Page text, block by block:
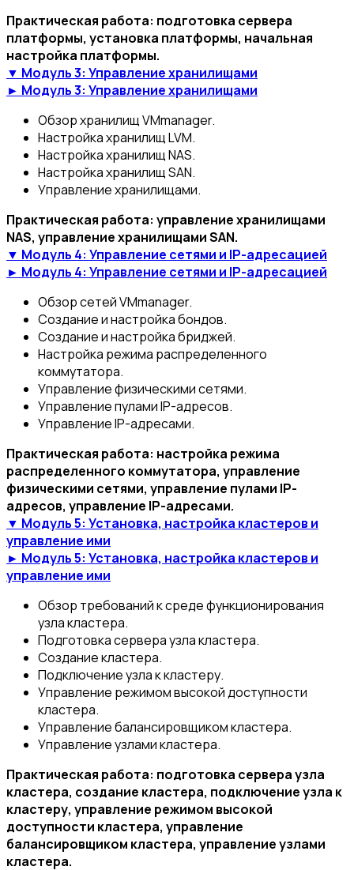
Практическая работа: подготовка сервера
платформы, установка платформы, начальная
настройка платформы.
▼ Модуль 3: Управление хранилищами
► Модуль 3: Управление хранилищами
Обзор хранилищ VMmanager.
Настройка хранилищ LVM.
Настройка хранилищ NAS.
Настройка хранилищ SAN.
Управление хранилищами.
Практическая работа: управление хранилищами
NAS, управление хранилищами SAN.
▼ Модуль 4: Управление сетями и IP-адресацией
► Модуль 4: Управление сетями и IP-адресацией
Обзор сетей VMmanager.
Создание и настройка бондов.
Создание и настройка бриджей.
Настройка режима распределенного
коммутатора.
Управление физическими сетями.
Управление пулами IP-адресов.
Управление IP-адресами.
Практическая работа: настройка режима
распределенного коммутатора, управление
физическими сетями, управление пулами IP-
адресов, управление IP-адресами.
▼ Модуль 5: Установка, настройка кластеров и
управление ими
► Модуль 5: Установка, настройка кластеров и
управление ими
Обзор требований к среде функционирования
узла кластера.
Подготовка сервера узла кластера.
Создание кластера.
Подключение узла к кластеру.
Управление режимом высокой доступности
кластера.
Управление балансировщиком кластера.
Управление узлами кластера.
Практическая работа: подготовка сервера узла
кластера, создание кластера, подключение узла к
кластеру, управление режимом высокой
доступности кластера, управление
балансировщиком кластера, управление узлами
кластера.